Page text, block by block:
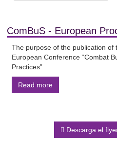
ComBuS - European
The purpose of the publication of
European Conference “Combat
Practices”
Read more
Descarga el